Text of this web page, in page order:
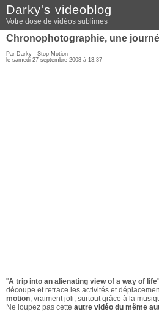
Darky's videoblog
Votre dose de vidéos sublimes
Chronophotographie, une
Par Darky - Stop Motion
le samedi 27 septembre 2008 à 13:37
"A trip into an alienating view of a way of life
découpe et retrace les activités et
motion, vraiment joli, surtout grâce à la
Ne loupez pas cette autre vidéo du même